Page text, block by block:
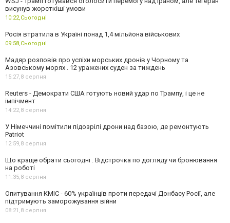
висунув жорсткіші умови
10:22, Сьогодні
Росія втратила в Україні понад 1,4 мільйона військових
09:58, Сьогодні
Мадяр розповів про успіхи морських дронів у Чорному та
Азовському морях . 12 уражених суден за тиждень
15:27, 8 серпня
Reuters - Демократи США готують новий удар по Трампу, і це не
імпічмент
14:22, 8 серпня
У Німеччині помітили підозрілі дрони над базою, де ремонтують
Patriot
12:59, 8 серпня
Що краще обрати сьогодні . Відстрочка по догляду чи бронювання
на роботі
11:35, 8 серпня
Опитування КМІС - 60% українців проти передачі Донбасу Росії, але
підтримують заморожування війни
08:21, 8 серпня